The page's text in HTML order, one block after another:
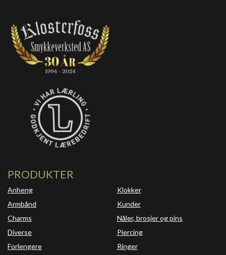
PRODUKTER
Anheng
Armbånd
Charms
Diverse
Forlengere
Klokker
Kunder
Nåler, brosjer og pins
Piercing
Ringer